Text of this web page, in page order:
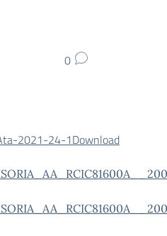
0
2021-24-1Download